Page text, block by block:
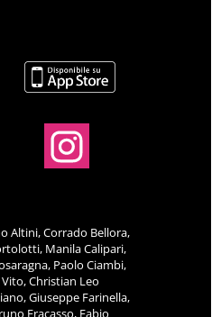
Altini, Corrado Bellora,
Manila Calipari,
Paolo Ciambi,
Christian Leo
Giuseppe Farinella,
Fracasso, Fabio